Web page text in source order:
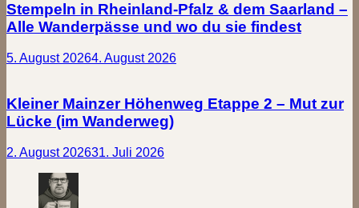
Stempeln in Rheinland-Pfalz & dem Saarland –
Alle Wanderpässe und wo du sie findest
5. August 20264. August 2026
Kleiner Mainzer Höhenweg Etappe 2 – Mut zur
Lücke (im Wanderweg)
2. August 202631. Juli 2026